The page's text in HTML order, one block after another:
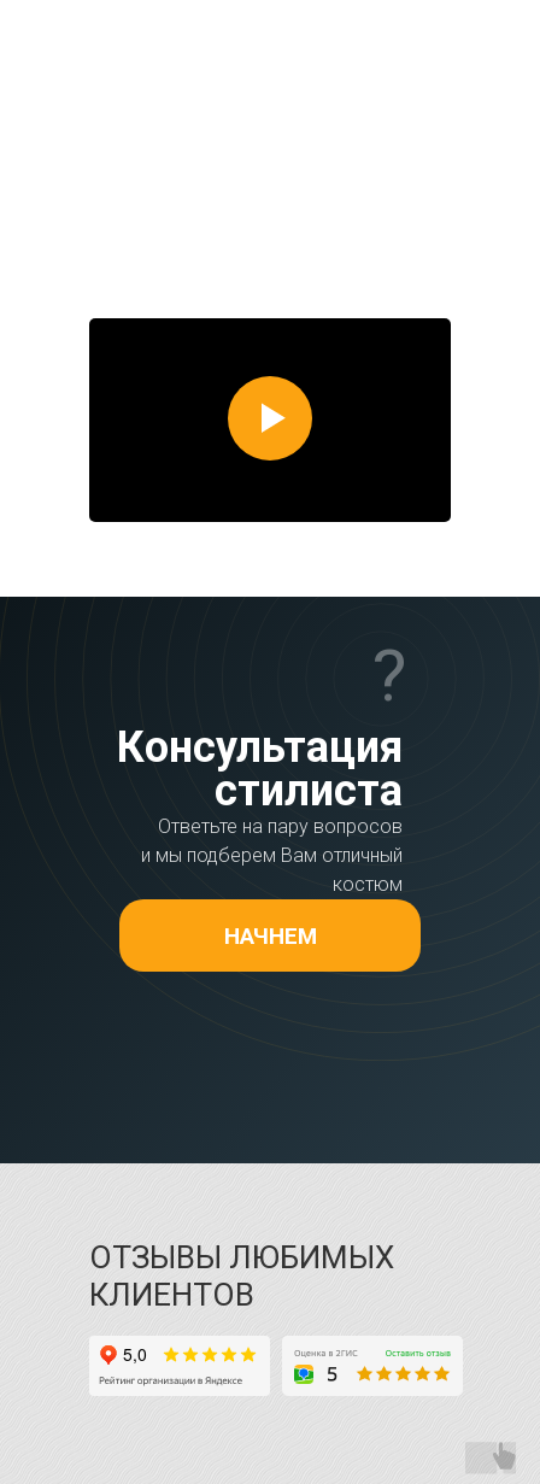
?
Консультация
стилиста
Ответьте на пару вопросов
и мы подберем Вам отличный
костюм
НАЧНЕМ
ОТЗЫВЫ ЛЮБИМЫХ
КЛИЕНТОВ